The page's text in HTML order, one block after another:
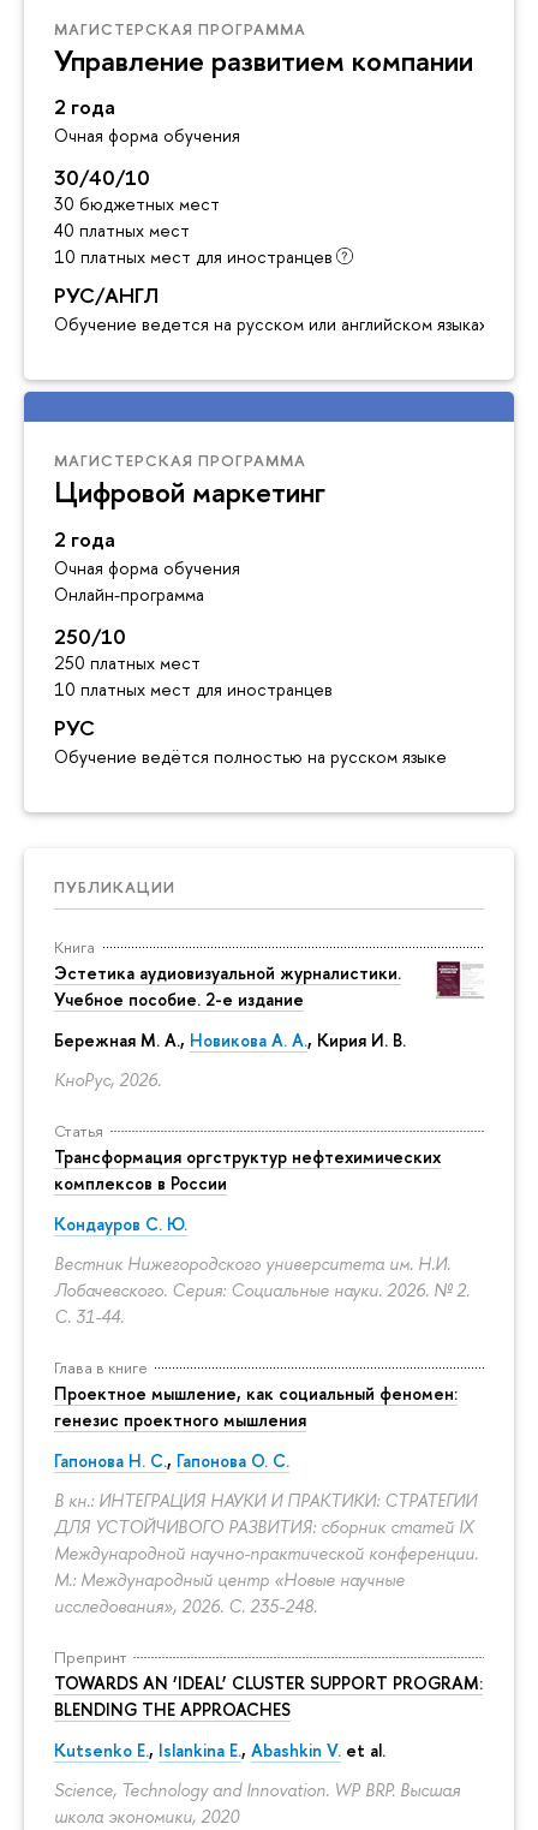
МАГИСТЕРСКАЯ ПРОГРАММА
Управление развитием компании
2 года
Очная форма обучения
30/40/10
30 бюджетных мест
40 платных мест
10 платных мест для иностранцев
РУС/АНГЛ
Обучение ведется на русском или английском языках
МАГИСТЕРСКАЯ ПРОГРАММА
Цифровой маркетинг
2 года
Очная форма обучения
Онлайн-программа
250/10
250 платных мест
10 платных мест для иностранцев
РУС
Обучение ведётся полностью на русском языке
ПУБЛИКАЦИИ
Книга
Эстетика аудиовизуальной журналистики.
Учебное пособие. 2-е издание
Бережная М. А., Новикова А. А., Кирия И. В.
КноРус, 2026.
Статья
Трансформация оргструктур нефтехимических
комплексов в России
Кондауров С. Ю.
Вестник Нижегородского университета им. Н.И.
Лобачевского. Серия: Социальные науки. 2026. № 2.
С. 31-44.
Глава в книге
Проектное мышление, как социальный феномен:
генезис проектного мышления
Гапонова Н. С., Гапонова О. С.
В кн.: ИНТЕГРАЦИЯ НАУКИ И ПРАКТИКИ: СТРАТЕГИИ
ДЛЯ УСТОЙЧИВОГО РАЗВИТИЯ: сборник статей IX
Международной научно-практической конференции.
М.: Международный центр «Новые научные
исследования», 2026. С. 235-248.
Препринт
TOWARDS AN ‘IDEAL’ CLUSTER SUPPORT PROGRAM:
BLENDING THE APPROACHES
Kutsenko E., Islankina E., Abashkin V. et al.
Science, Technology and Innovation. WP BRP. Высшая
школа экономики, 2020